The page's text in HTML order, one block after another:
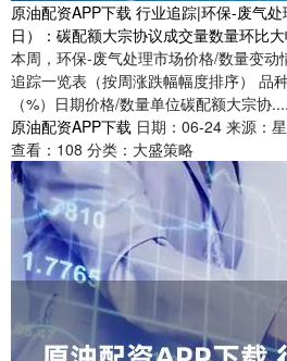
原油配资APP下载 行业追踪|环保-废气
日）：碳配额大宗协议成交量数量环比
本周，环保-废气处理市场价格/数量变
追踪一览表（按周涨跌幅幅度排序） 品
（%）日期价格/数量单位碳配额大宗协....
原油配资APP下载 日期：06-24 来源：
查看： 108 分类： 大盛策略